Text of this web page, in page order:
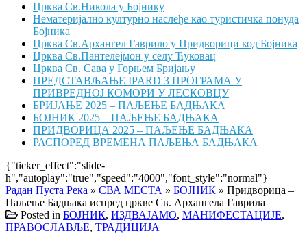
Црква Св.Никола у Бојнику
Нематеријално културно наслеђе као туристичка понуда
Бојника
Црква Св.Архангел Гаврило у Придворици код Бојника
Црква Св.Пантелејмон у селу Ћуковац
Црква Св. Сава у Горњем Бријању
ПРЕДСТАВЉАЊЕ IPARD 3 ПРОГРАМА У
ПРИВРЕДНОЈ КОМОРИ У ЛЕСКОВЦУ
БРИЈАЊЕ 2025 – ПАЉЕЊЕ БАДЊАКА
БОЈНИК 2025 – ПАЉЕЊЕ БАДЊАКА
ПРИДВОРИЦА 2025 – ПАЉЕЊЕ БАДЊАКА
РАСПОРЕД ВРЕМЕНА ПАЉЕЊА БАДЊАКА
{"ticker_effect":"slide-
h","autoplay":"true","speed":"4000","font_style":"normal"}
Радан Пуста Река » СВА МЕСТА » БОЈНИК » Придворица –
Паљење Бадњака испред цркве Св. Архангела Гаврила
Posted in БОЈНИК, ИЗДВАЈАМО, МАНИФЕСТАЦИЈЕ,
ПРАВОСЛАВЉЕ, ТРАДИЦИЈА